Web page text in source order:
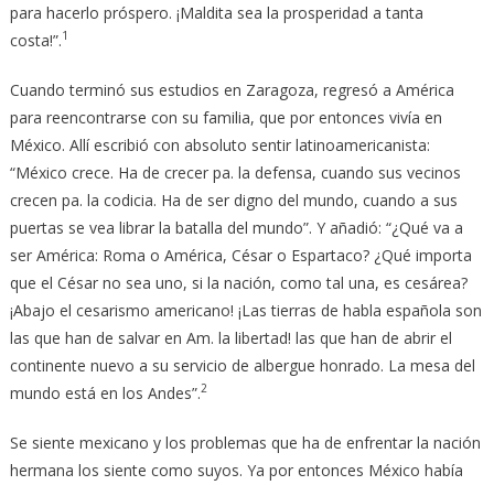
para hacerlo próspero. ¡Maldita sea la prosperidad a tanta
costa!”.1
Cuando terminó sus estudios en Zaragoza, regresó a América
para reencontrarse con su familia, que por entonces vivía en
México. Allí escribió con absoluto sentir latinoamericanista:
“México crece. Ha de crecer pa. la defensa, cuando sus vecinos
crecen pa. la codicia. Ha de ser digno del mundo, cuando a sus
puertas se vea librar la batalla del mundo”. Y añadió: “¿Qué va a
ser América: Roma o América, César o Espartaco? ¿Qué importa
que el César no sea uno, si la nación, como tal una, es cesárea?
¡Abajo el cesarismo americano! ¡Las tierras de habla española son
las que han de salvar en Am. la libertad! las que han de abrir el
continente nuevo a su servicio de albergue honrado. La mesa del
mundo está en los Andes”.2
Se siente mexicano y los problemas que ha de enfrentar la nación
hermana los siente como suyos. Ya por entonces México había